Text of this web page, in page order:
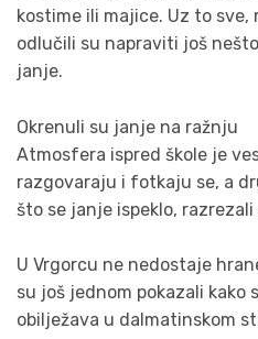
kostime ili majice. Uz to
odlučili su napraviti još
janje.
Okrenuli su janje na ražnju
Atmosfera ispred škole je
razgovaraju i fotkaju se, a
što se janje ispeklo,
U Vrgorcu ne nedostaje
su još jednom pokazali kako
obilježava u dalmatinskom